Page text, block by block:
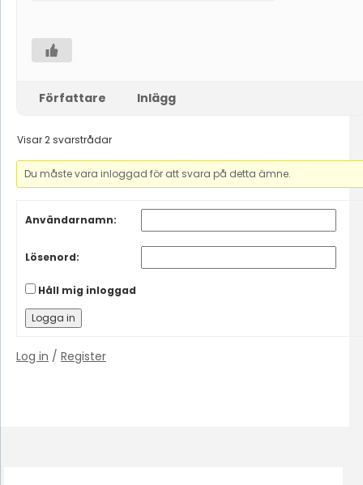
Författare Inlägg
Visar 2 svarstrådar
Du måste vara inloggad för att svara på detta ämne.
Användarnamn:
Lösenord:
Håll mig inloggad
Logga in
Log in / Register